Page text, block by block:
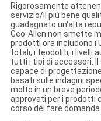
Rigorosamente
servizio/il più bene
guadagnato un'alta
Geo-Allen non smette
prodotti ora includono i
totali, i teodoliti, i livelli
tutti i tipi di accessori.
capace di
basati sulle indagini
molto in un breve
approvati per i prodotti
corso del fare domanda